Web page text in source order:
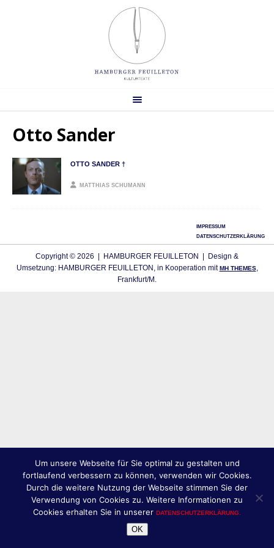
Otto Sander
OTTO SANDER †
MATTHIAS SCHUMANN
IMPRESSUM
DATENSCHUTZERKLÄRUNG
Copyright © 2026 | HAMBURGER FEUILLETON | Design &
Umsetzung: HAMBURGER FEUILLETON, in Kooperation mitMH THEMES,
Frankfurt/M.
Um unsere Webseite für Sie optimal zu gestalten und
fortlaufend verbessern zu können, verwenden wir Cookies.
Durch die weitere Nutzung der Webseite stimmen Sie der
Verwendung von Cookies zu. Weitere Informationen zu
Cookies erhalten Sie in unserer DATENSCHUTZERKLÄRUNG.
OK